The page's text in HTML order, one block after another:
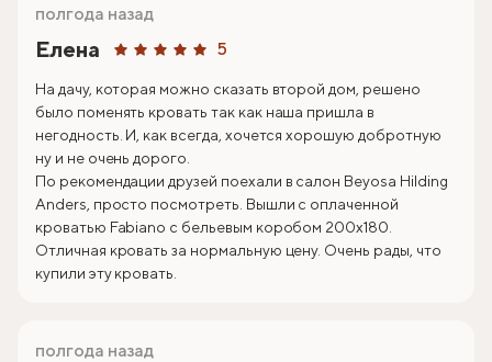
Елена 5
полгода назад
На дачу, которая можно сказать второй дом, решено
было поменять кровать так как наша пришла в
негодность. И, как всегда, хочется хорошую добротную
ну и не очень дорого.
По рекомендации друзей поехали в салон Beyosa Hilding
Anders, просто посмотреть. Вышли с оплаченной
кроватью Fabiano с бельевым коробом 200х180.
Отличная кровать за нормальную цену. Очень рады, что
купили эту кровать.
полгода назад